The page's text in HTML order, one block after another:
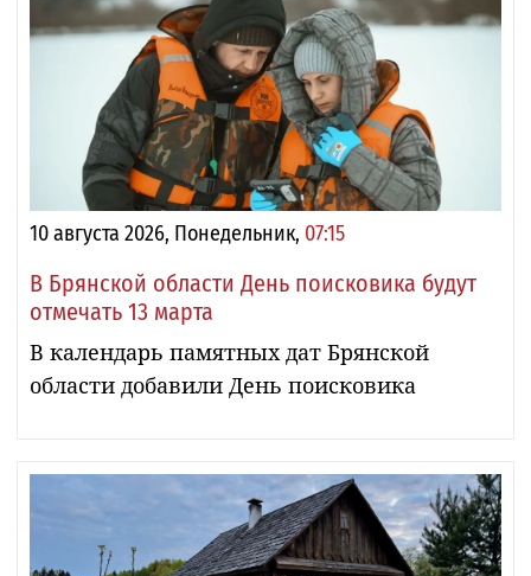
10 августа 2026, Понедельник, 07:15
В Брянской области День поисковика будут
отмечать 13 марта
В календарь памятных дат Брянской
области добавили День поисковика